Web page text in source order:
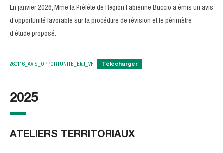
En janvier 2026, Mme la Préfète de Région Fabienne Buccio a émis un avis
d’opportunité favorable sur la procédure de révision et le périmètre
d’étude proposé.
260116_AVIS_OPPORTUNITE_Etat_VF Télécharger
2025
ATELIERS TERRITORIAUX